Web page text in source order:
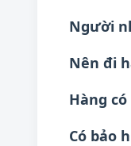
Người
Nên đi
Hàng
Có bảo